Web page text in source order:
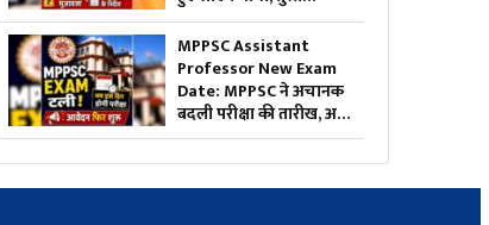
मुआवजे का किया ऐलान,
घायल युवक के बेहतर इलाज
के दिए निर्देश
MPPSC Assistant
Professor New Exam
Date: MPPSC ने अचानक
बदली परीक्षा की तारीख, अब
इस दिन होंगे एग्जाम…अगर
आपने आवेदन नहीं किया तो